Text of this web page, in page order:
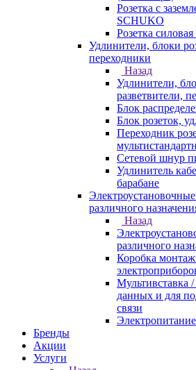
Розетка с
SCHUKO
Розетка
Удлинители, блоки
переходники
Назад
Удлинители,
разветвители,
Блок
Блок розеток,
Переходник
Сетевой шнур
Удлинитель
барабане
Электроустановочные
различного
Назад
различного
Коробка
Мультивставка
данных и для
связи
Бренды
Акции
Услуги